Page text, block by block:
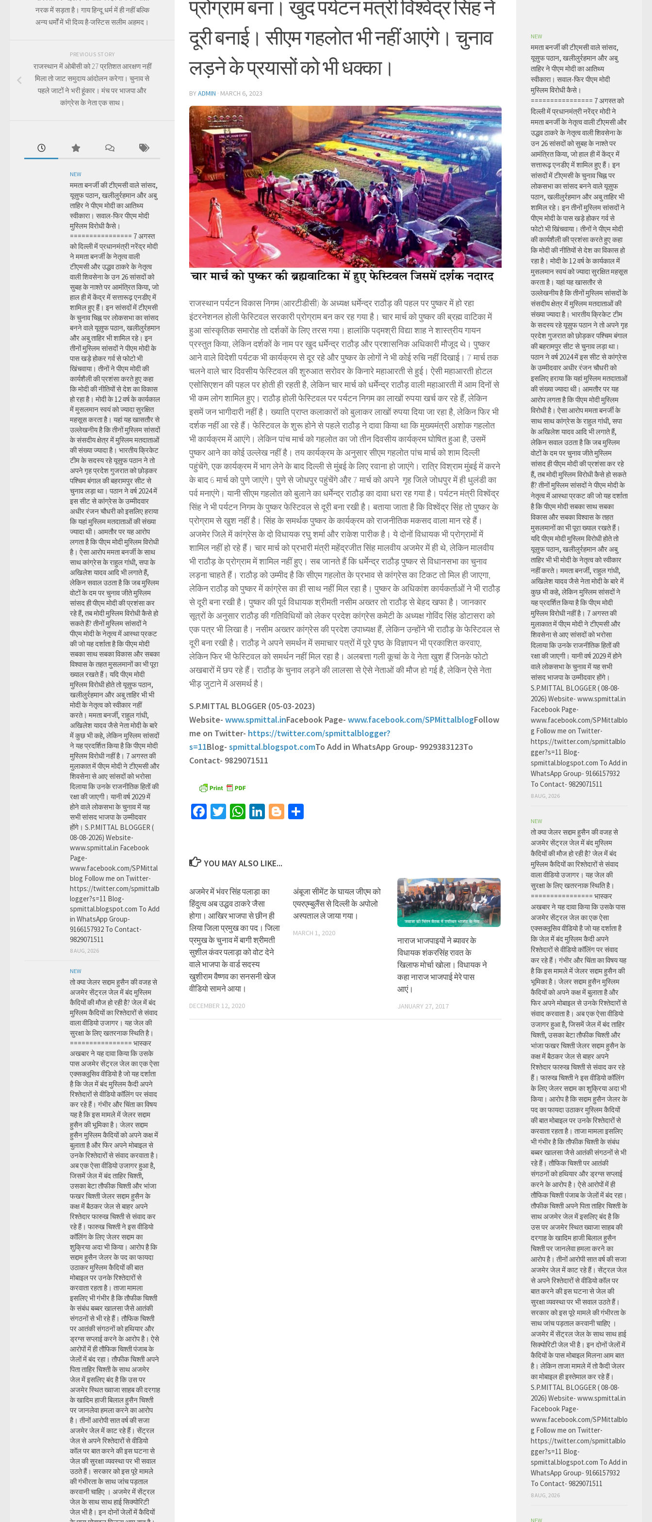
प्रोग्राम बना। खुद पर्यटन मंत्री विश्वेंद्र सिंह ने
दूरी बनाई। सीएम गहलोत भी नहीं आएंगे। चुनाव
लड़ने के प्रयासों को भी धक्का।
BYADMIN · MARCH 6, 2023
राजस्थान पर्यटन विकास निगम (आरटीडीसी) के अध्यक्ष धर्मेन्द्र राठौड़ की पहल पर पुष्कर में हो रहा
इंटरनेशनल होली फेस्टिवल सरकारी प्रोग्राम बन कर रह गया है। चार मार्च को पुष्कर की ब्रह्म वाटिका में
हुआ सांस्कृतिक समारोह तो दर्शकों के लिए तरस गया। हालांकि पद्मश्री विद्या शाह ने शास्त्रीय गायन
प्रस्तुत किया, लेकिन दर्शकों के नाम पर खुद धर्मेन्द्र राठौड़ और प्रशासनिक अधिकारी मौजूद थे। पुष्कर
आने वाले विदेशी पर्यटक भी कार्यक्रम से दूर रहे और पुष्कर के लोगों ने भी कोई रुचि नहीं दिखाई। 7 मार्च तक
चलने वाले चार दिवसीय फेस्टिवल की शुरुआत सरोवर के किनारे महाआरती से हुई। ऐसी महाआरती होटल
एसोसिएशन की पहल पर होती ही रहती है, लेकिन चार मार्च को धर्मेन्द्र राठौड़ वाली महाआरती में आम दिनों से
भी कम लोग शामिल हुए। राठौड़ होली फेस्टिवल पर पर्यटन निगम का लाखों रुपया खर्च कर रहे हैं, लेकिन
इसमें जन भागीदारी नहीं है। ख्याति प्राप्त कलाकारों को बुलाकर लाखों रुपया दिया जा रहा है, लेकिन फिर भी
दर्शक नहीं आ रहे हैं। फेस्टिवल के शुरू होने से पहले राठौड़ ने दावा किया था कि मुख्यमंत्री अशोक गहलोत
भी कार्यक्रम में आएंगे। लेकिन पांच मार्च को गहलोत का जो तीन दिवसीय कार्यक्रम घोषित हुआ है, उसमें
पुष्कर आने का कोई उल्लेख नहीं है। तय कार्यक्रम के अनुसार सीएम गहलोत पांच मार्च को शाम दिल्ली
पहुंचेंगे, एक कार्यक्रम में भाग लेने के बाद दिल्ली से मुंबई के लिए रवाना हो जाएंगे। रात्रि विश्राम मुंबई में करने
के बाद 6 मार्च को पुणे जाएंगे। पुणे से जोधपुर पहुंचेंगे और 7 मार्च को अपने गृह जिले जोधपुर में ही धुलंडी का
पर्व मनाएंगे। यानी सीएम गहलोत को बुलाने का धर्मेन्द्र राठौड़ का दावा धरा रह गया है। पर्यटन मंत्री विश्वेंद्र
सिंह ने भी पर्यटन निगम के पुष्कर फेस्टिवल से दूरी बना रखी है। बताया जाता है कि विश्वेंद्र सिंह तो पुष्कर के
प्रोग्राम से खुश नहीं है। सिंह के समर्थक पुष्कर के कार्यक्रम को राजनीतिक मकसद वाला मान रहे हैं।
अजमेर जिले में कांग्रेस के दो विधायक रघु शर्मा और राकेश पारीक है। ये दोनों विधायक भी प्रोग्रामों में
शामिल नहीं हो रहे हैं। चार मार्च को प्रभारी मंत्री महेंद्रजीत सिंह मालवीय अजमेर में ही थे, लेकिन मालवीय
भी राठौड़ के प्रोग्राम में शामिल नहीं हुए। सब जानते हैं कि धर्मेन्द्र राठौड़ पुष्कर से विधानसभा का चुनाव
लड़ना चाहते हैं। राठौड़ को उम्मीद है कि सीएम गहलोत के प्रभाव से कांग्रेस का टिकट तो मिल ही जाएगा,
लेकिन राठौड़ को पुष्कर में कांग्रेस का ही साथ नहीं मिल रहा है। पुष्कर के अधिकांश कार्यकर्ताओं ने भी राठौड़
से दूरी बना रखी है। पुष्कर की पूर्व विधायक श्रीमती नसीम अख्तर तो राठौड़ से बेहद खफा है। जानकार
सूत्रों के अनुसार राठौड़ की गतिविधियों को लेकर प्रदेश कांग्रेस कमेटी के अध्यक्ष गोविंद सिंह डोटासरा को
एक पत्र भी लिखा है। नसीम अख्तर कांग्रेस की प्रदेश उपाध्यक्ष हैं, लेकिन उन्होंने भी राठौड़ के फेस्टिवल से
दूरी बना रखी है। राठौड़ ने अपने समर्थन में समाचार पत्रों में पूरे पृष्ठ के विज्ञापन भी प्रकाशित करवाए,
लेकिन फिर भी फेस्टिवल को समर्थन नहीं मिल रहा है। अलबत्ता गली कूचां के वे नेता खुश हैं जिनके फोटो
अखबारों में छप रहे हैं। राठौड़ के चुनाव लड़ने की लालसा से ऐसे नेताओं की मौज हो गई है, लेकिन ऐसे नेता
भीड़ जुटाने में असमर्थ है।
S.P.MITTAL BLOGGER (05-03-2023)
Website- www.spmittal.inFacebook Page- www.facebook.com/SPMittalblogFollow
me on Twitter- https://twitter.com/spmittalblogger?
s=11Blog- spmittal.blogspot.comTo Add in WhatsApp Group- 9929383123To
Contact- 9829071511
Facebook
TwitterWhatsApp
LinkedIn
Blogger
YOU MAY ALSO LIKE...
अजमेर में भंवर सिंह पलाड़ा का
हिंदुत्व अब उद्धव ठाकरे जैसा
होगा। आखिर भाजपा से छीन ही
लिया जिला प्रमुख का पद। जिला
प्रमुख के चुनाव में बागी श्रीमती
सुशील कंवर पलाड़ा को वोट देने
वाले भाजपा के वार्ड सदस्य
खुशीराम वैष्णव का सनसनी खेज
वीडियो सामने आया।
DECEMBER 12, 2020
अंबूजा सीमेंट के घायल जीएम को
एयरएम्बुलैंस से दिल्ली के अपोलो
अस्पताल ले जाया गया।
MARCH 1, 2020
नाराज भाजपाइयों ने ब्यावर के
विधायक शंकरसिंह रावत के
खिलाफ मोर्चा खोला। विधायक ने
कहा नाराज भाजपाई मेरे पास
आएं।
JANUARY 27, 2017
नरक में सड़ता है। गाय हिन्दू धर्म में ही नहीं बल्कि
अन्य धर्मों में भी दिव्य है-जस्टिस सलीम अहमद।
PREVIOUS STORY
राजस्थान में ओबीसी को 27 प्रतिशत आरक्षण नहीं
मिला तो जाट समुदाय आंदोलन करेगा। चुनाव से
पहले जाटों ने भरी हूंकार। मंच पर भाजपा और
कांग्रेस के नेता एक साथ।
NEW
ममता बनर्जी की टीएमसी वाले सांसद,
यूसुफ पठान, खलीलुर्रहमान और अबु
ताहिर ने पीएम मोदी का आतिथ्य
स्वीकारा। सवाल-फिर पीएम मोदी
मुस्लिम विरोधी कैसे।
================ 7 अगस्त
को दिल्ली में प्रधानमंत्री नरेंद्र मोदी
ने ममता बनर्जी के नेतृत्व वाली
टीएमसी और उद्धव ठाकरे के नेतृत्व
वाली शिवसेना के उन 26 सांसदों को
सुबह के नाश्ते पर आमंत्रित किया, जो
हाल ही में केंद्र में सत्तारूढ़ एनडीए में
शामिल हुए हैं। इन सांसदों में टीएमसी
के चुनाव चिह्न पर लोकसभा का सांसद
बनने वाले यूसुफ पठान, खलीलुर्रहमान
और अबु ताहिर भी शामिल रहे। इन
तीनों मुस्लिम सांसदों ने पीएम मोदी के
पास खड़े होकर गर्व से फोटो भी
खिंचवाया। तीनों ने पीएम मोदी की
कार्यशैली की प्रशंसा करते हुए कहा
कि मोदी की नीतियों से देश का विकास
हो रहा है। मोदी के 12 वर्ष के कार्यकाल
में मुसलमान स्वयं को ज्यादा सुरक्षित
महसूस करता है। यहां यह खासतौर से
उल्लेखनीय है कि तीनों मुस्लिम सांसदों
के संसदीय क्षेत्र में मुस्लिम मतदाताओं
की संख्या ज्यादा है। भारतीय क्रिकेट
टीम के सदस्य रहे यूसुफ पठान ने तो
अपने गृह प्रदेश गुजरात को छोड़कर
पश्चिम बंगाल की बहरामपुर सीट से
चुनाव लड़ा था। पठान ने वर्ष 2024 में
इस सीट से कांग्रेस के उम्मीदवार
अधीर रंजन चौधरी को इसलिए हराया
कि यहां मुस्लिम मतदाताओं की संख्या
ज्यादा थी। आमतौर पर यह आरोप
लगता है कि पीएम मोदी मुस्लिम विरोधी
है। ऐसा आरोप ममता बनर्जी के साथ
साथ कांग्रेस के राहुल गांधी, सपा के
अखिलेश यादव आदि भी लगाते हैं,
लेकिन सवाल उठता है कि जब मुस्लिम
वोटों के दम पर चुनाव जीते मुस्लिम
सांसद ही पीएम मोदी की प्रशंसा कर
रहे हैं, तब मोदी मुस्लिम विरोधी कैसे हो
सकते हैं? तीनों मुस्लिम सांसदों ने
पीएम मोदी के नेतृत्व में आस्था प्रकट
की जो यह दर्शाता है कि पीएम मोदी
सबका साथ सबका विकास और सबका
विश्वास के तहत मुसलमानों का भी पूरा
ख्याल रखते हैं। यदि पीएम मोदी
मुस्लिम विरोधी होते तो यूसुफ पठान,
खलीलुर्रहमान और अबु ताहिर भी भी
मोदी के नेतृत्व को स्वीकार नहीं
करते। ममता बनर्जी, राहुल गांधी,
अखिलेश यादव जैसे नेता मोदी के बारे
में कुछ भी कहे, लेकिन मुस्लिम सांसदों
ने यह प्रदर्शित किया है कि पीएम मोदी
मुस्लिम विरोधी नहीं है। 7 अगस्त की
मुलाकात में पीएम मोदी ने टीएमसी और
शिवसेना से आए सांसदों को भरोसा
दिलाया कि उनके राजनीतिक हितों की
रक्षा की जाएगी। यानी वर्ष 2029 में
होने वाले लोकसभा के चुनाव में यह
सभी सांसद भाजपा के उम्मीदवार
होंगे। S.P.MITTAL BLOGGER (
08-08-2026) Website-
www.spmittal.in Facebook
Page-
www.facebook.com/SPMittal
blog Follow me on Twitter-
https://twitter.com/spmittalb
logger?s=11 Blog-
spmittal.blogspot.com To Add
in WhatsApp Group-
9166157932 To Contact-
9829071511
8 AUG, 2026
NEW
तो क्या जेलर सद्दाम हुसैन की वजह से
अजमेर सेंट्रल जेल में बंद मुस्लिम
कैदियों की मौज हो रही है? जेल में बंद
मुस्लिम कैदियों का रिश्तेदारों से संवाद
वाला वीडियो उजागर। यह जेल की
सुरक्षा के लिए खतरनाक स्थिति है।
================ भास्कर
अखबार ने यह दावा किया कि उसके
पास अजमेर सेंट्रल जेल का एक ऐसा
एक्सक्लूसिव वीडियो है जो यह दर्शाता
है कि जेल में बंद मुस्लिम कैदी अपने
रिश्तेदारों से वीडियो कॉलिंग पर संवाद
कर रहे हैं। गंभीर और चिंता का विषय
यह है कि इस मामले में जेलर सद्दाम
हुसैन की भूमिका है। जेलर सद्दाम
हुसैन मुस्लिम कैदियों को अपने कक्ष में
बुलाता है और फिर अपने मोबाइल से
उनके रिश्तेदारों से संवाद करवाता है।
अब एक ऐसा वीडियो उजागर हुआ है,
जिसमें जेल में बंद ताहिर चिश्ती,
उसका बेटा तौफीक चिश्ती और भांजा
फखर चिश्ती जेलर सद्दाम हुसैन के
कक्ष में बैठकर जेल से बाहर अपने
रिश्तेदार फारुख चिश्ती से संवाद कर
रहे हैं। फारुख चिश्ती ने इस वीडियो
कॉलिंग के लिए जेलर सद्दाम का
शुक्रिया अदा भी किया। आरोप है कि
सद्दाम हुसैन जेलर के पद का फायदा
उठाकर मुस्लिम कैदियों की बात
मोबाइल पर उनके रिश्तेदारों से
करवाता रहता है। ताजा मामला
इसलिए भी गंभीर है कि तौफीक चिश्ती
के संबंध बब्बर खालसा जैसे आतंकी
संगठनों से भी रहे हैं। तौफिक चिश्ती
पर आतंकी संगठनों को हथियार और
ड्रग्स सप्लाई करने के आरोप है। ऐसे
आरोपों में ही तौफिक चिश्ती पंजाब के
जेलों में बंद रहा। तौफीक चिश्ती अपने
पिता ताहिर चिश्ती के साथ अजमेर
जेल में इसलिए बंद है कि उस पर
अजमेर स्थित ख्वाजा साहब की दरगाह
के खादिम हाजी बिलाल हुसैन चिश्ती
पर जानलेवा हमला करने का आरोप
है। तीनों आरोपी सात वर्ष की सजा
अजमेर जेल में काट रहे हैं। सेंट्रल
जेल से अपने रिश्तेदारों से वीडियो
कॉल पर बात करने की इस घटना से
जेल की सुरक्षा व्यवस्था पर भी सवाल
उठते हैं। सरकार को इस पूरे मामले
की गंभीरता के साथ जांच पड़ताल
करवानी चाहिए । अजमेर में सेंट्रल
जेल के साथ साथ हाई सिक्योरिटी
जेल भी है। इन दोनों जेलों में कैदियों
NEW
ममता बनर्जी की टीएमसी वाले सांसद,
यूसुफ पठान, खलीलुर्रहमान और अबु
ताहिर ने पीएम मोदी का आतिथ्य
स्वीकारा। सवाल-फिर पीएम मोदी
मुस्लिम विरोधी कैसे।
================ 7 अगस्त को
दिल्ली में प्रधानमंत्री नरेंद्र मोदी ने
ममता बनर्जी के नेतृत्व वाली टीएमसी और
उद्धव ठाकरे के नेतृत्व वाली शिवसेना के
उन 26 सांसदों को सुबह के नाश्ते पर
आमंत्रित किया, जो हाल ही में केंद्र में
सत्तारूढ़ एनडीए में शामिल हुए हैं। इन
सांसदों में टीएमसी के चुनाव चिह्न पर
लोकसभा का सांसद बनने वाले यूसुफ
पठान, खलीलुर्रहमान और अबु ताहिर भी
शामिल रहे। इन तीनों मुस्लिम सांसदों ने
पीएम मोदी के पास खड़े होकर गर्व से
फोटो भी खिंचवाया। तीनों ने पीएम मोदी
की कार्यशैली की प्रशंसा करते हुए कहा
कि मोदी की नीतियों से देश का विकास हो
रहा है। मोदी के 12 वर्ष के कार्यकाल में
मुसलमान स्वयं को ज्यादा सुरक्षित महसूस
करता है। यहां यह खासतौर से
उल्लेखनीय है कि तीनों मुस्लिम सांसदों के
संसदीय क्षेत्र में मुस्लिम मतदाताओं की
संख्या ज्यादा है। भारतीय क्रिकेट टीम
के सदस्य रहे यूसुफ पठान ने तो अपने गृह
प्रदेश गुजरात को छोड़कर पश्चिम बंगाल
की बहरामपुर सीट से चुनाव लड़ा था।
पठान ने वर्ष 2024 में इस सीट से कांग्रेस
के उम्मीदवार अधीर रंजन चौधरी को
इसलिए हराया कि यहां मुस्लिम मतदाताओं
की संख्या ज्यादा थी। आमतौर पर यह
आरोप लगता है कि पीएम मोदी मुस्लिम
विरोधी है। ऐसा आरोप ममता बनर्जी के
साथ साथ कांग्रेस के राहुल गांधी, सपा
के अखिलेश यादव आदि भी लगाते हैं,
लेकिन सवाल उठता है कि जब मुस्लिम
वोटों के दम पर चुनाव जीते मुस्लिम
सांसद ही पीएम मोदी की प्रशंसा कर रहे
हैं, तब मोदी मुस्लिम विरोधी कैसे हो सकते
हैं? तीनों मुस्लिम सांसदों ने पीएम मोदी के
नेतृत्व में आस्था प्रकट की जो यह दर्शाता
है कि पीएम मोदी सबका साथ सबका
विकास और सबका विश्वास के तहत
मुसलमानों का भी पूरा ख्याल रखते हैं।
यदि पीएम मोदी मुस्लिम विरोधी होते तो
यूसुफ पठान, खलीलुर्रहमान और अबु
ताहिर भी भी मोदी के नेतृत्व को स्वीकार
नहीं करते। ममता बनर्जी, राहुल गांधी,
अखिलेश यादव जैसे नेता मोदी के बारे में
कुछ भी कहे, लेकिन मुस्लिम सांसदों ने
यह प्रदर्शित किया है कि पीएम मोदी
मुस्लिम विरोधी नहीं है। 7 अगस्त की
मुलाकात में पीएम मोदी ने टीएमसी और
शिवसेना से आए सांसदों को भरोसा
दिलाया कि उनके राजनीतिक हितों की
रक्षा की जाएगी। यानी वर्ष 2029 में होने
वाले लोकसभा के चुनाव में यह सभी
सांसद भाजपा के उम्मीदवार होंगे।
S.P.MITTAL BLOGGER ( 08-08-
2026) Website- www.spmittal.in
Facebook Page-
www.facebook.com/SPMittalblo
g Follow me on Twitter-
https://twitter.com/spmittalblo
gger?s=11 Blog-
spmittal.blogspot.com To Add in
WhatsApp Group- 9166157932
To Contact- 9829071511
8 AUG, 2026
NEW
तो क्या जेलर सद्दाम हुसैन की वजह से
अजमेर सेंट्रल जेल में बंद मुस्लिम
कैदियों की मौज हो रही है? जेल में बंद
मुस्लिम कैदियों का रिश्तेदारों से संवाद
वाला वीडियो उजागर। यह जेल की
सुरक्षा के लिए खतरनाक स्थिति है।
================ भास्कर
अखबार ने यह दावा किया कि उसके पास
अजमेर सेंट्रल जेल का एक ऐसा
एक्सक्लूसिव वीडियो है जो यह दर्शाता है
कि जेल में बंद मुस्लिम कैदी अपने
रिश्तेदारों से वीडियो कॉलिंग पर संवाद
कर रहे हैं। गंभीर और चिंता का विषय यह
है कि इस मामले में जेलर सद्दाम हुसैन की
भूमिका है। जेलर सद्दाम हुसैन मुस्लिम
कैदियों को अपने कक्ष में बुलाता है और
फिर अपने मोबाइल से उनके रिश्तेदारों से
संवाद करवाता है। अब एक ऐसा वीडियो
उजागर हुआ है, जिसमें जेल में बंद ताहिर
चिश्ती, उसका बेटा तौफीक चिश्ती और
भांजा फखर चिश्ती जेलर सद्दाम हुसैन के
कक्ष में बैठकर जेल से बाहर अपने
रिश्तेदार फारुख चिश्ती से संवाद कर रहे
हैं। फारुख चिश्ती ने इस वीडियो कॉलिंग
के लिए जेलर सद्दाम का शुक्रिया अदा भी
किया। आरोप है कि सद्दाम हुसैन जेलर के
पद का फायदा उठाकर मुस्लिम कैदियों
की बात मोबाइल पर उनके रिश्तेदारों से
करवाता रहता है। ताजा मामला इसलिए
भी गंभीर है कि तौफीक चिश्ती के संबंध
बब्बर खालसा जैसे आतंकी संगठनों से भी
रहे हैं। तौफिक चिश्ती पर आतंकी
संगठनों को हथियार और ड्रग्स सप्लाई
करने के आरोप है। ऐसे आरोपों में ही
तौफिक चिश्ती पंजाब के जेलों में बंद रहा।
तौफीक चिश्ती अपने पिता ताहिर चिश्ती के
साथ अजमेर जेल में इसलिए बंद है कि
उस पर अजमेर स्थित ख्वाजा साहब की
दरगाह के खादिम हाजी बिलाल हुसैन
चिश्ती पर जानलेवा हमला करने का
आरोप है। तीनों आरोपी सात वर्ष की सजा
अजमेर जेल में काट रहे हैं। सेंट्रल जेल
से अपने रिश्तेदारों से वीडियो कॉल पर
बात करने की इस घटना से जेल की
सुरक्षा व्यवस्था पर भी सवाल उठते हैं।
सरकार को इस पूरे मामले की गंभीरता के
साथ जांच पड़ताल करवानी चाहिए ।
अजमेर में सेंट्रल जेल के साथ साथ हाई
सिक्योरिटी जेल भी है। इन दोनों जेलों में
कैदियों के पास मोबाइल मिलना आम बात
है। लेकिन ताजा मामले में तो कैदी जेलर
का मोबाइल ही इस्तेमाल कर रहे हैं।
S.P.MITTAL BLOGGER ( 08-08-
2026) Website- www.spmittal.in
Facebook Page-
www.facebook.com/SPMittalblo
g Follow me on Twitter-
https://twitter.com/spmittalblo
gger?s=11 Blog-
spmittal.blogspot.com To Add in
WhatsApp Group- 9166157932
To Contact- 9829071511
8 AUG, 2026
NEW